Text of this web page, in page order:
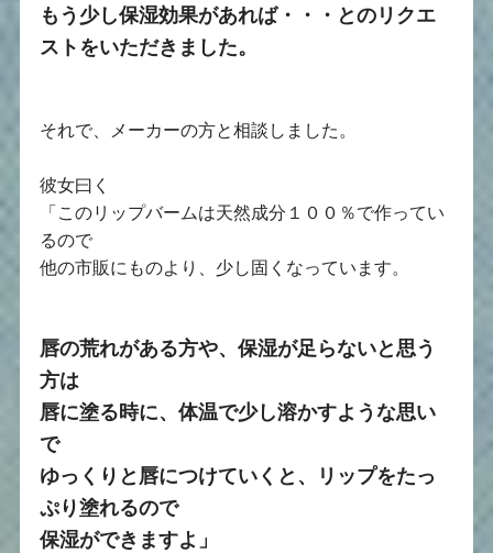
もう少し保湿効果があれば・・・とのリクエ
ストをいただきました。
それで、メーカーの方と相談しました。
彼女曰く
「このリップバームは天然成分１００％で作ってい
るので
他の市販にものより、少し固くなっています。
唇の荒れがある方や、保湿が足らないと思う
方は
唇に塗る時に、体温で少し溶かすような思い
で
ゆっくりと唇につけていくと、リップをたっ
ぷり塗れるので
保湿ができますよ」